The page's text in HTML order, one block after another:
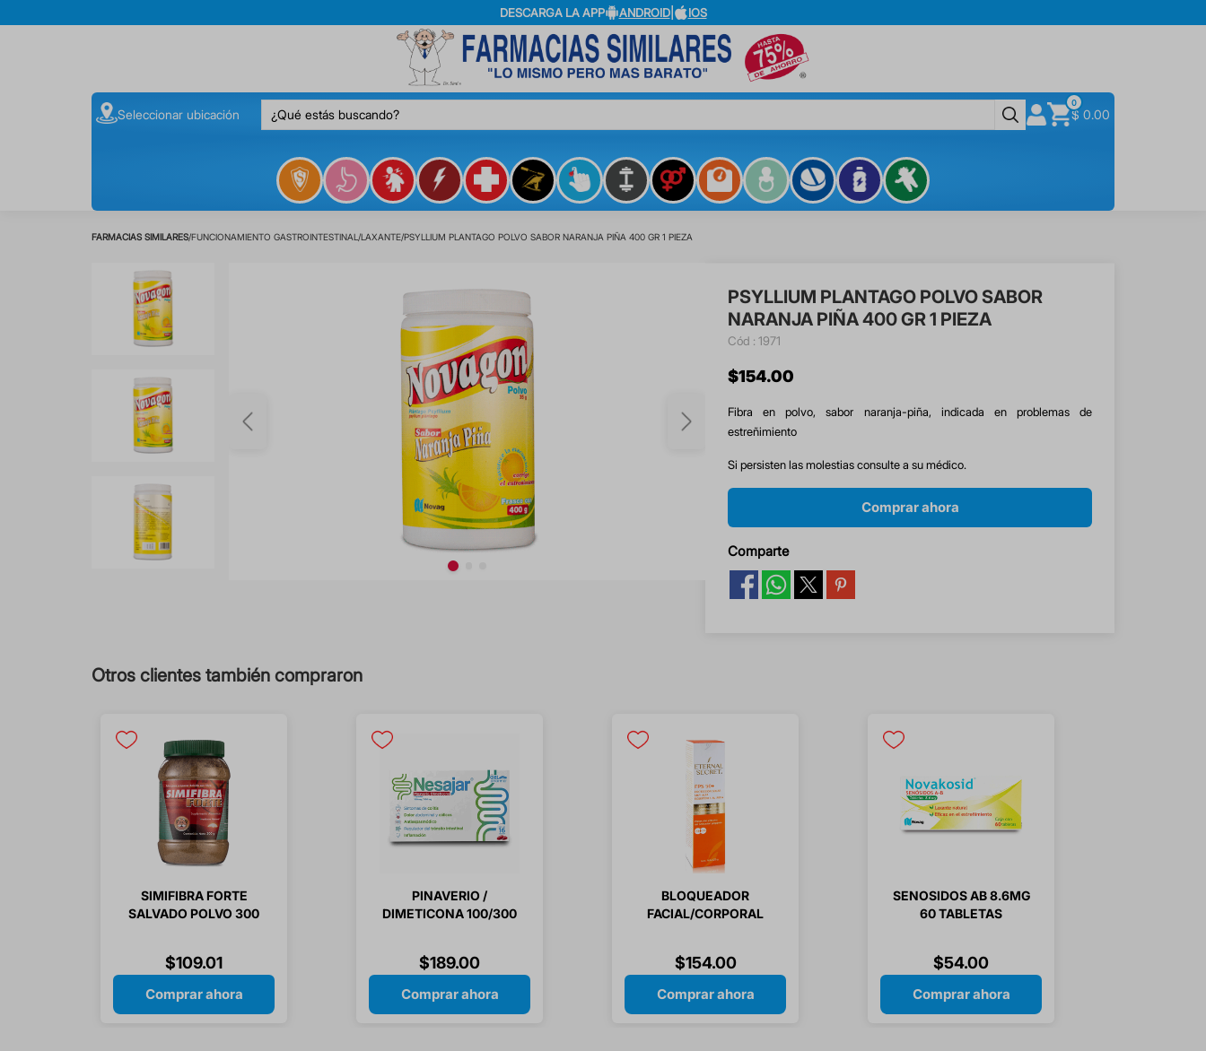
DESCARGA LA APP ANDROID| IOS
Seleccionar ubicación ¿Qué estás buscando? 0
$ 0.00
FUNCIONAMIENTO GASTROINTESTINAL LAXANTE PSYLLIUM PLANTAGO POLVO SABOR NARANJA PIÑA 400 GR 1 PIEZA
PSYLLIUM PLANTAGO POLVO SABOR
NARANJA PIÑA 400 GR 1 PIEZA
: 1971
$154.00
Fibra en polvo, sabor naranja-piña, indicada en problemas de
estreñimiento
Si persisten las molestias consulte a su médico.
Comprar ahora
Comparte
Otros clientes también compraron
SIMIFIBRA FORTE
SALVADO POLVO 300
$109.01
Comprar ahora
PINAVERIO /
DIMETICONA 100/300
$189.00
Comprar ahora
BLOQUEADOR
FACIAL/CORPORAL
$154.00
Comprar ahora
SENOSIDOS AB 8.6MG
60 TABLETAS
$54.00
Comprar ahora